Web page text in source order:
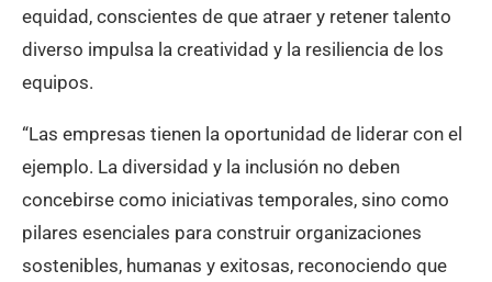
equidad, conscientes de que atraer y retener talento
diverso impulsa la creatividad y la resiliencia de los
equipos.
“Las empresas tienen la oportunidad de liderar con el
ejemplo. La diversidad y la inclusión no deben
concebirse como iniciativas temporales, sino como
pilares esenciales para construir organizaciones
sostenibles, humanas y exitosas, reconociendo que